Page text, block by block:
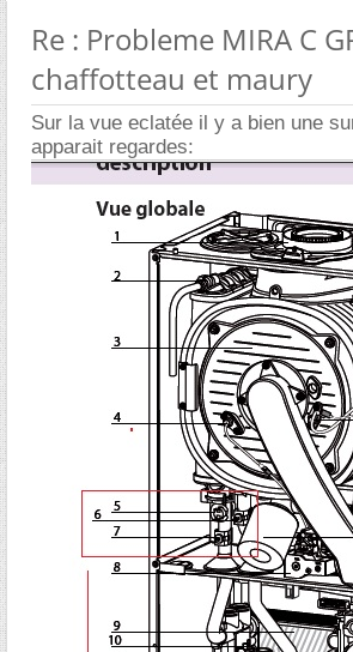
Re : Probleme MIRA C
chaffotteau et maury
Sur la vue eclatée il y a bien une
apparait regardes: